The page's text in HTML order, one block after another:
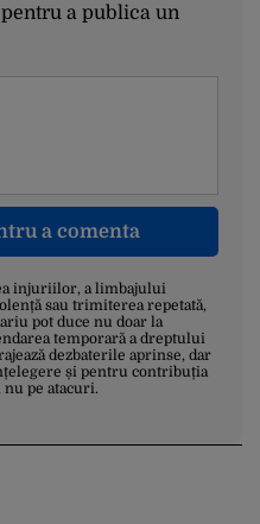
a publica un
a comenta
injuriilor, a limbajului
sau trimiterea repetată,
pot duce nu doar la
temporară a dreptului
dezbaterile aprinse, dar
și pentru contribuția
nu pe atacuri.